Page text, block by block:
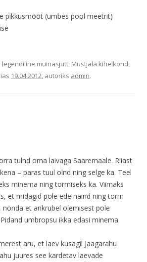
pikkusmõõt (umbes pool meetrit)
legendiline muinasjutt, Mustjala kihelkond,
19.04.2012, autoriks admin.
tulnd oma laivaga Saaremaale. Riiast
– paras tuul olnd ning selge ka. Teel
minema ning tormiseks ka. Viimaks
et midagid pole ede näind ning torm
nönda et ankrubel olemisest pole
umbropsu ikka edasi minema.
aru, et laev kusagil Jaagarahu
juures see kardetav laevade